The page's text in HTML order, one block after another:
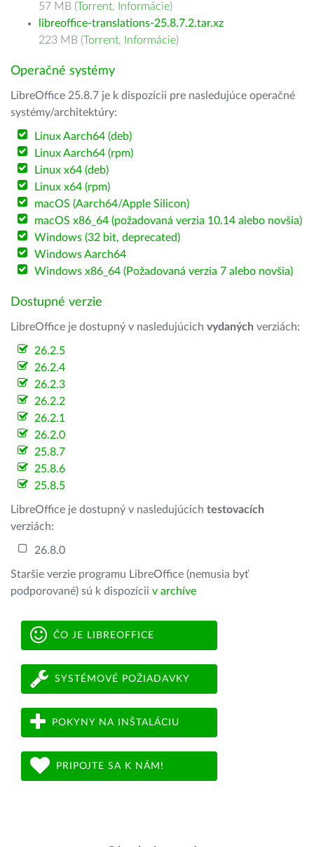
57 MB (Torrent, Informácie)
libreoffice-translations-25.8.7.2.tar.xz
223 MB (Torrent, Informácie)
Operačné systémy
LibreOffice 25.8.7 je k dispozícii pre nasledujúce operačné
systémy/architektúry:
Linux Aarch64 (deb)
Linux Aarch64 (rpm)
Linux x64 (deb)
Linux x64 (rpm)
macOS (Aarch64/Apple Silicon)
macOS x86_64 (požadovaná verzia 10.14 alebo novšia)
Windows (32 bit, deprecated)
Windows Aarch64
Windows x86_64 (Požadovaná verzia 7 alebo novšia)
Dostupné verzie
LibreOffice je dostupný v nasledujúcich vydaných verziách:
26.2.5
26.2.4
26.2.3
26.2.2
26.2.1
26.2.0
25.8.7
25.8.6
25.8.5
LibreOffice je dostupný v nasledujúcich testovacích
verziách:
26.8.0
Staršie verzie programu LibreOffice (nemusia byť
podporované) sú k dispozícii v archíve
ČO JE LIBREOFFICE
SYSTÉMOVÉ POŽIADAVKY
POKYNY NA INŠTALÁCIU
PRIPOJTE SA K NÁM!